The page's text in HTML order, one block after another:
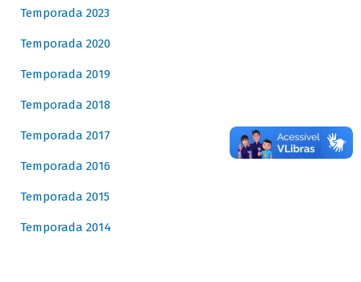
Temporada 2023
Temporada 2020
Temporada 2019
Temporada 2018
Temporada 2017
Temporada 2016
Temporada 2015
Temporada 2014